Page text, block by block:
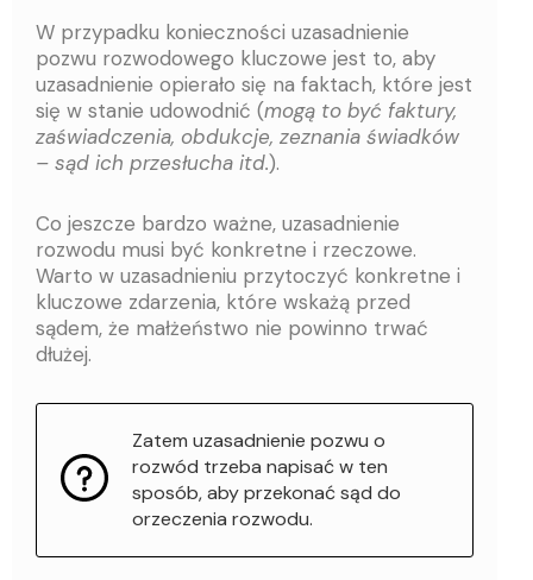
W przypadku konieczności uzasadnienie
pozwu rozwodowego kluczowe jest to, aby
uzasadnienie opierało się na faktach, które jest
się w stanie udowodnić (mogą to być faktury,
zaświadczenia, obdukcje, zeznania świadków
– sąd ich przesłucha itd.).
Co jeszcze bardzo ważne, uzasadnienie
rozwodu musi być konkretne i rzeczowe.
Warto w uzasadnieniu przytoczyć konkretne i
kluczowe zdarzenia, które wskażą przed
sądem, że małżeństwo nie powinno trwać
dłużej.
Zatem uzasadnienie pozwu o
rozwód trzeba napisać w ten
sposób, aby przekonać sąd do
orzeczenia rozwodu.